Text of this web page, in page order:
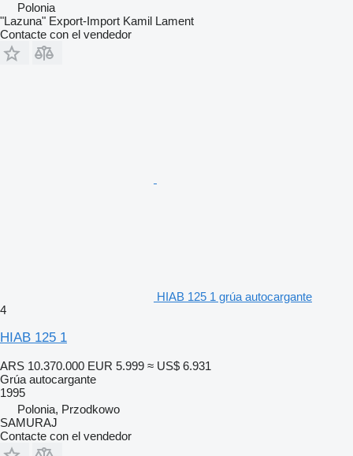
Polonia
"Lazuna" Export-Import Kamil Lament
Contacte con el vendedor
HIAB 125 1 grúa autocargante
4
HIAB 125 1
ARS 10.370.000 EUR 5.999 ≈ US$ 6.931
Grúa autocargante
1995
Polonia, Przodkowo
SAMURAJ
Contacte con el vendedor